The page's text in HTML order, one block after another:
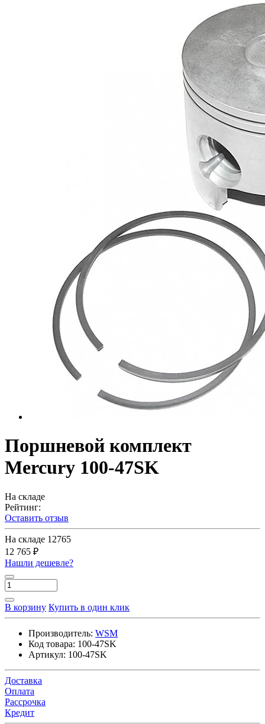
Поршневой комплект
Mercury 100-47SK
На складе
Рейтинг:
Оставить отзыв
На складе 12765
12 765 ₽
Нашли дешевле?
В корзину Купить в один клик
Производитель: WSM
Код товара: 100-47SK
Артикул: 100-47SK
Доставка
Оплата
Рассрочка
Кредит